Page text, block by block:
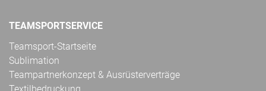
TEAMSPORTSERVICE
Teamsport-Startseite
Sublimation
Teampartnerkonzept & Ausrüsterverträge